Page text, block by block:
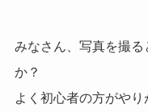
みなさん、写真を撮
か？
よく初心者の方がや